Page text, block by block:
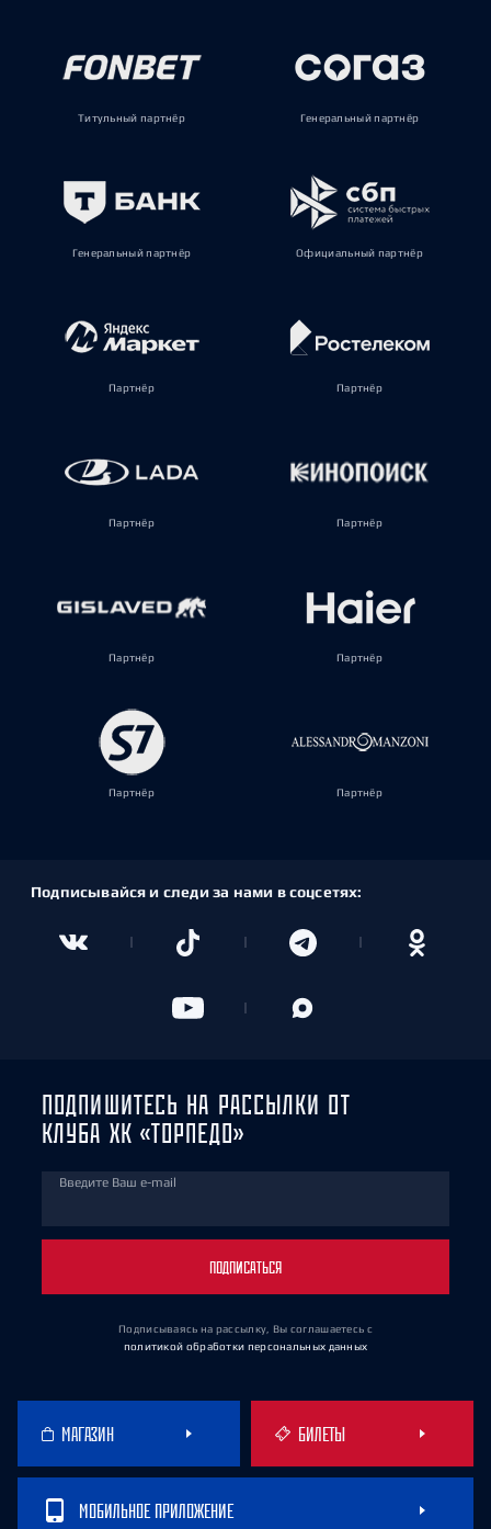
Титульный партнёр Генеральный партнёр
Генеральный партнёр Официальный партнёр
Партнёр Партнёр
Партнёр Партнёр
Партнёр Партнёр
Партнёр Партнёр
Подписывайся и следи за нами в соцсетях:
ПОДПИШИТЕСЬ НА РАССЫЛКИ ОТ
КЛУБА ХК «ТОРПЕДО»
Введите Ваш e-mail
ПОДПИСАТЬСЯ
Подписываясь на рассылку, Вы соглашаетесь с
политикой обработки персональных данных
МАГАЗИН БИЛЕТЫ
МОБИЛЬНОЕ ПРИЛОЖЕНИЕ